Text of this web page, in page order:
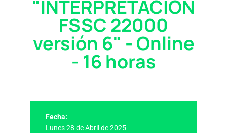
"INTERPRETACION
FSSC 22000
versión 6" - Online
- 16 horas
Fecha:
Lunes 28 de Abril de 2025